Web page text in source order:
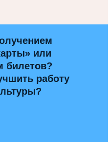
или
билетов?
работу